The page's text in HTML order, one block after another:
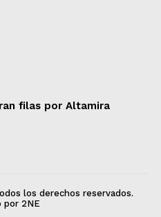
filas por Altamira
los derechos reservados.
por 2NE